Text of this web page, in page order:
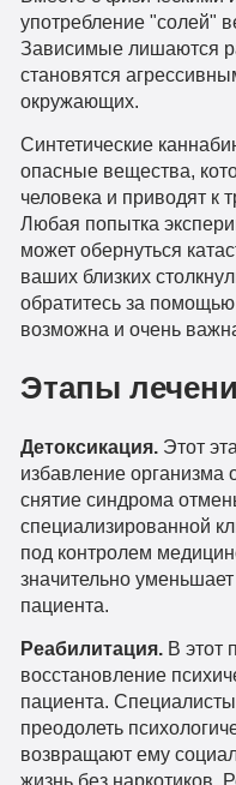
употребление "солей"
Зависимые лишаются
становятся
окружающих.
Синтетические
опасные вещества,
человека и приводят к
Любая попытка
может обернуться
ваших близких
обратитесь за
возможна и очень
Этапы
Детоксикация.Этот
избавление организма
снятие синдрома
специализированной
под контролем
значительно
пациента.
Реабилитация.В этот
восстановление
пациента.
преодолеть
возвращают ему
жизнь без наркотиков.